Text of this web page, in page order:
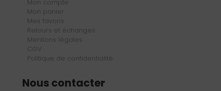
Mon compte
Mon panier
Mes favoris
Retours et échanges
Mentions légales
CGV
Politique de confidentialité
Nous contacter